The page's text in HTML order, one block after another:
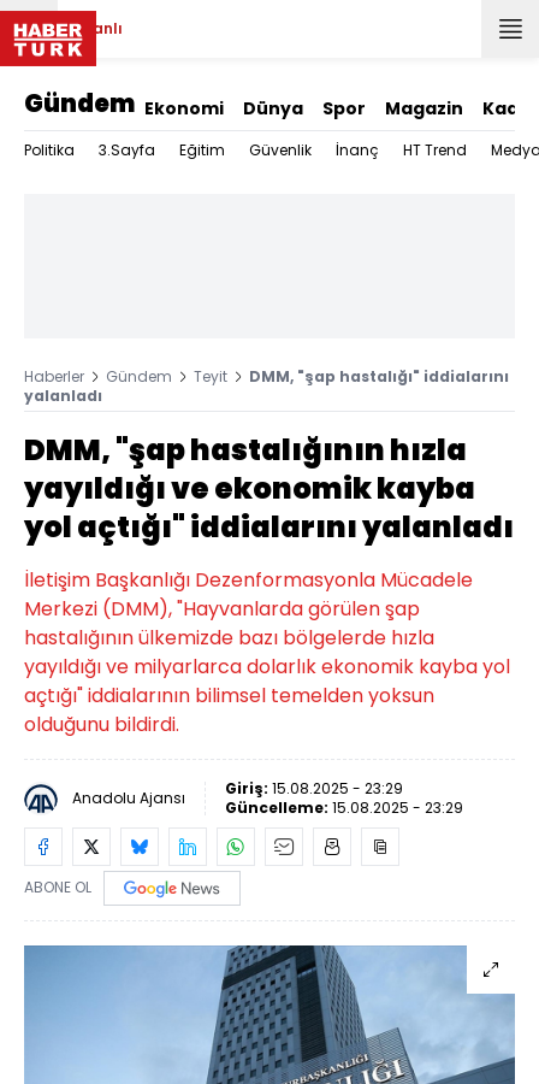
Canlı
Gündem Ekonomi Dünya Spor Magazin Kadın
Politika 3.Sayfa Eğitim Güvenlik İnanç HT Trend
Haberler Gündem Teyit
DMM, "şap hastalığı" iddialarını
yalanladı
DMM, "şap hastalığının hızla
yayıldığı ve ekonomik kayba
yol açtığı" iddialarını yalanladı
İletişim Başkanlığı Dezenformasyonla Mücadele
Merkezi (DMM), "Hayvanlarda görülen şap
hastalığının ülkemizde bazı bölgelerde hızla
yayıldığı ve milyarlarca dolarlık ekonomik kayba yol
açtığı" iddialarının bilimsel temelden yoksun
olduğunu bildirdi.
Anadolu Ajansı Giriş: 15.08.2025 - 23:29
Güncelleme: 15.08.2025 - 23:29
ABONE OL